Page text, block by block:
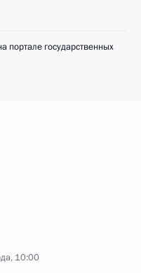
портале государственных
10:00